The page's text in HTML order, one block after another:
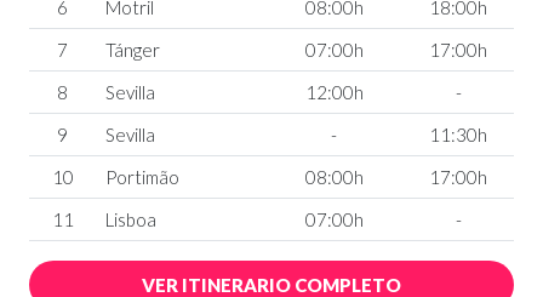
6
Motril 08:00h
18:00h
7
Tánger 07:00h
17:00h
8
Sevilla 12:00h
-
9
Sevilla -
11:30h
10
Portimão 08:00h
17:00h
11
Lisboa 07:00h -
VER ITINERARIO COMPLETO